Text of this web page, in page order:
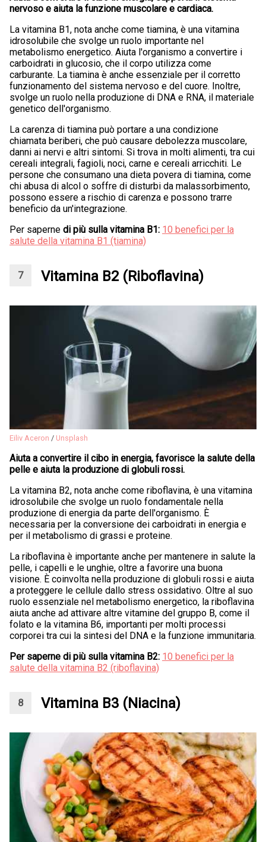
nervoso e aiuta la funzione muscolare e cardiaca.
La vitamina B1, nota anche come tiamina, è una vitamina
idrosolubile che svolge un ruolo importante nel
metabolismo energetico. Aiuta l'organismo a convertire i
carboidrati in glucosio, che il corpo utilizza come
carburante. La tiamina è anche essenziale per il corretto
funzionamento del sistema nervoso e del cuore. Inoltre,
svolge un ruolo nella produzione di DNA e RNA, il materiale
genetico dell'organismo.
La carenza di tiamina può portare a una condizione
chiamata beriberi, che può causare debolezza muscolare,
danni ai nervi e altri sintomi. Si trova in molti alimenti, tra cui
cereali integrali, fagioli, noci, carne e cereali arricchiti. Le
persone che consumano una dieta povera di tiamina, come
chi abusa di alcol o soffre di disturbi da malassorbimento,
possono essere a rischio di carenza e possono trarre
beneficio da un'integrazione.
Per saperne di più sulla vitamina B1: 10 benefici per la
salute della vitamina B1 (tiamina)
Vitamina B2 (Riboflavina)
Eiliv Aceron / Unsplash
Aiuta a convertire il cibo in energia, favorisce la salute della
pelle e aiuta la produzione di globuli rossi.
La vitamina B2, nota anche come riboflavina, è una vitamina
idrosolubile che svolge un ruolo fondamentale nella
produzione di energia da parte dell'organismo. È
necessaria per la conversione dei carboidrati in energia e
per il metabolismo di grassi e proteine.
La riboflavina è importante anche per mantenere in salute la
pelle, i capelli e le unghie, oltre a favorire una buona
visione. È coinvolta nella produzione di globuli rossi e aiuta
a proteggere le cellule dallo stress ossidativo. Oltre al suo
ruolo essenziale nel metabolismo energetico, la riboflavina
aiuta anche ad attivare altre vitamine del gruppo B, come il
folato e la vitamina B6, importanti per molti processi
corporei tra cui la sintesi del DNA e la funzione immunitaria.
Per saperne di più sulla vitamina B2: 10 benefici per la
salute della vitamina B2 (riboflavina)
Vitamina B3 (Niacina)